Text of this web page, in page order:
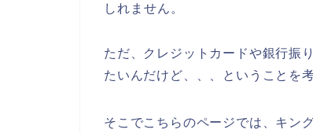
しれません。
ただ、クレジットカードや銀行振
たいんだけど、、、ということを
そこでこちらのページでは、キン